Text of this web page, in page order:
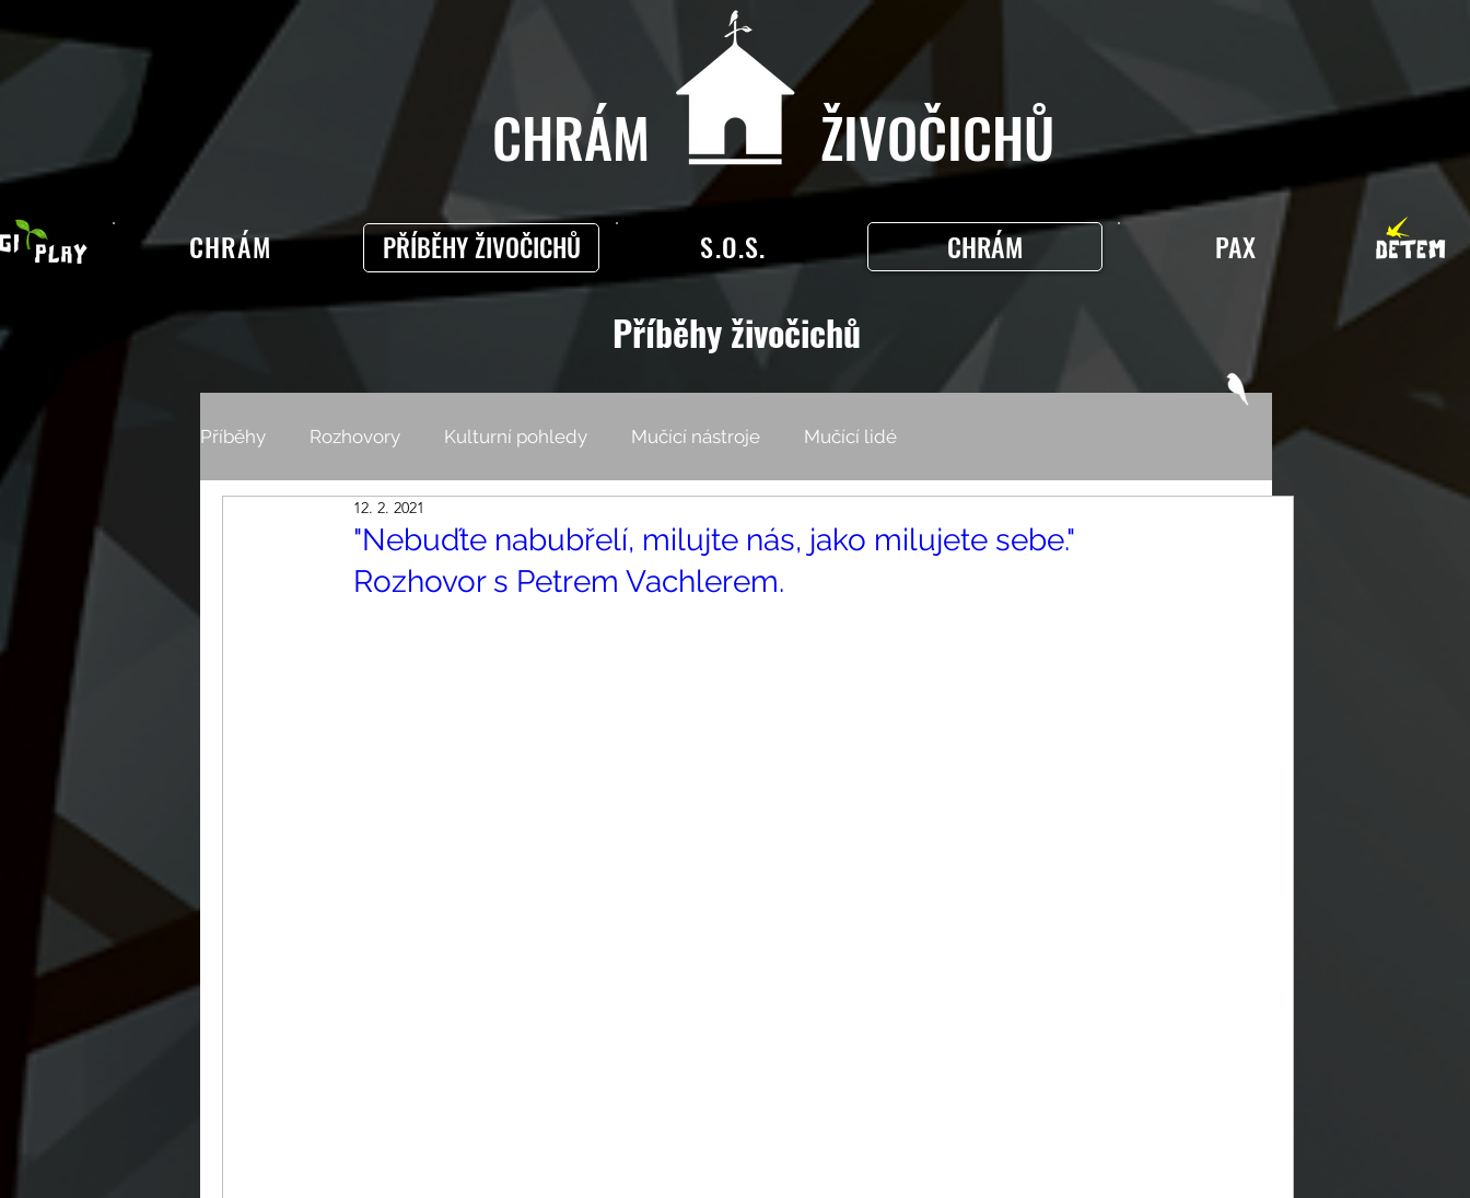
CHRÁM ŽIVOČICHŮ
CHRÁM PŘÍBĚHY ŽIVOČICHŮ S.O.S. CHRÁM PAX
Příběhy živočichů
Příběhy Rozhovory Kulturní pohledy Mučící nástroje Mučící lidé
"Nebuďte nabubřelí, milujte nás, jako milujete sebe."
Rozhovor s Petrem Vachlerem.
12. 2. 2021